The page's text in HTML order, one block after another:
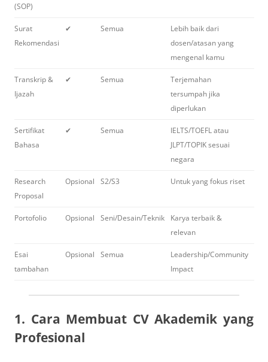
(SOP)
Surat
Rekomendasi
✔ Semua
Lebih baik dari
dosen/atasan yang
mengenal kamu
Transkrip &
Ijazah
✔ Semua
Terjemahan
tersumpah jika
diperlukan
Sertifikat
Bahasa
✔ Semua
IELTS/TOEFL atau
JLPT/TOPIK sesuai
negara
Research
Proposal
Opsional S2/S3 Untuk yang fokus riset
Portofolio Opsional Seni/Desain/Teknik
Karya terbaik &
relevan
Esai
tambahan
Opsional Semua
Leadership/Community
Impact
1. Cara Membuat CV Akademik yang
Profesional